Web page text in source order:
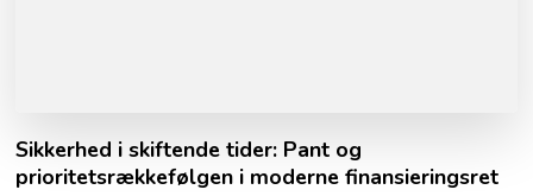
Sikkerhed i skiftende tider: Pant og
prioritetsrækkefølgen i moderne finansieringsret